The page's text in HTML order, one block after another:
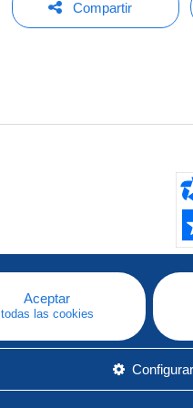
Compartir
Aceptar
todas las cookies
Configurar